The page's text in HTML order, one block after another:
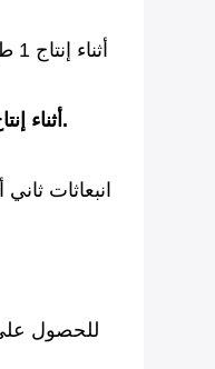
أثناء إنتاج طن واحد من الورق الحجري بدلاً من لب الخشب ، يمكنك توفير كمية ثاني أكسيد الكربون التي سيتم إنفاقها في رحلة تبلغ 4.520 كيلومترًا بالسيارة.